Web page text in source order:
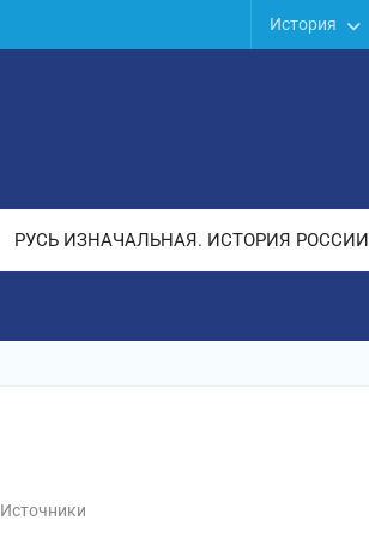
История
РУСЬ ИЗНАЧАЛЬНАЯ. ИСТОРИЯ РОССИИ
Источники